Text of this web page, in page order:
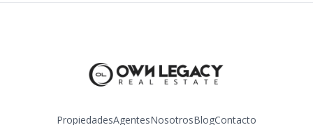
PropiedadesAgentesNosotrosBlogContacto